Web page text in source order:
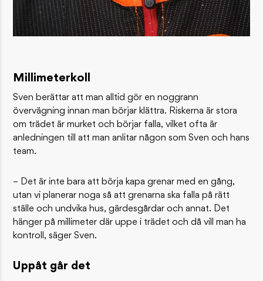
Millimeterkoll
Sven berättar att man alltid gör en noggrann
övervägning innan man börjar klättra. Riskerna är stora
om trädet är murket och börjar falla, vilket ofta är
anledningen till att man anlitar någon som Sven och hans
team.
– Det är inte bara att börja kapa grenar med en gång,
utan vi planerar noga så att grenarna ska falla på rätt
ställe och undvika hus, gärdesgårdar och annat. Det
hänger på millimeter där uppe i trädet och då vill man ha
kontroll, säger Sven.
Uppåt går det